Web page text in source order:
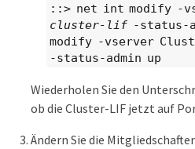
::> net int modify -
cluster-lif -status-
modify -vserver
-status-admin up
Wiederholen Sie den
ob die Cluster-LIF jetzt auf
Ändern Sie die